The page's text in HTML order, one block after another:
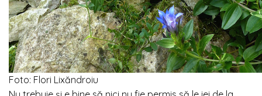
Foto: Flori Lixăndroiu